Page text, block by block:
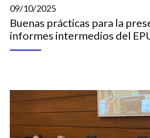
09/10/2025
Buenas prácticas para la
informes intermedios del